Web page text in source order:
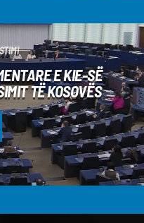
E KIE-SË
TË KOSOVËS